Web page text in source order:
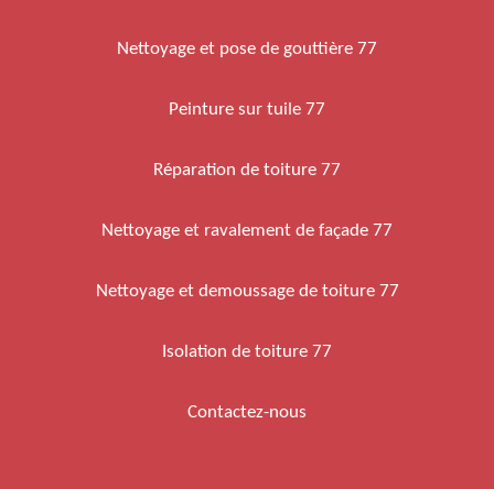
Nettoyage et pose de gouttière 77
Peinture sur tuile 77
Réparation de toiture 77
Nettoyage et ravalement de façade 77
Nettoyage et demoussage de toiture 77
Isolation de toiture 77
Contactez-nous